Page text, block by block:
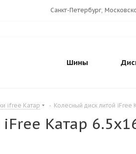
Санкт-Петербург,
Шины
ifree Катар - Колесный диск литой iFree
Катар